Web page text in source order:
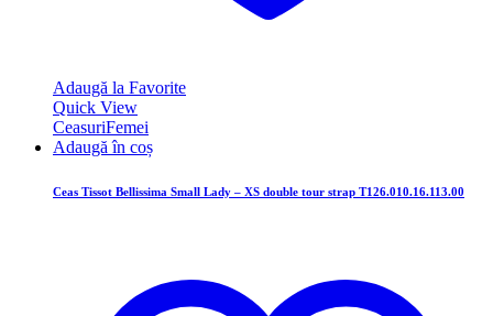
Adaugă la Favorite
Quick View
CeasuriFemei
Adaugă în coș
Ceas Tissot Bellissima Small Lady – XS double tour strap T126.010.16.113.00